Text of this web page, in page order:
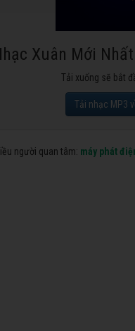
Xuân Mới
Tải xuống sẽ bắt
Tải nhạc MP3
người quan tâm: máy phát